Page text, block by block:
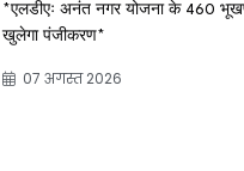
*एलडीएः अनंत नगर योजना के 460
खुलेगा पंजीकरण*
07 अगस्त 2026